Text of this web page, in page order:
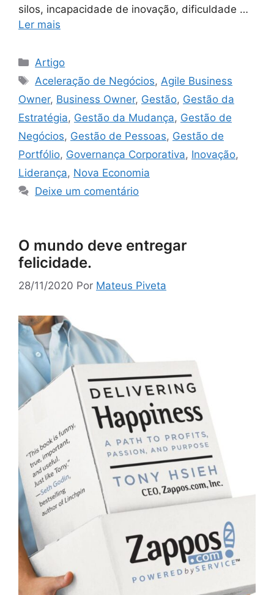
silos, incapacidade de inovação, dificuldade …
Ler mais
Artigo
Aceleração de Negócios, Agile Business
Owner, Business Owner, Gestão, Gestão da
Estratégia, Gestão da Mudança, Gestão de
Negócios, Gestão de Pessoas, Gestão de
Portfólio, Governança Corporativa, Inovação,
Liderança, Nova Economia
Deixe um comentário
O mundo deve entregar
felicidade.
28/11/2020 Por Mateus Piveta